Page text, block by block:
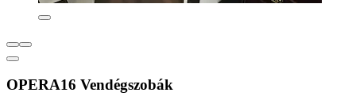
OPERA16 Vendégszobák